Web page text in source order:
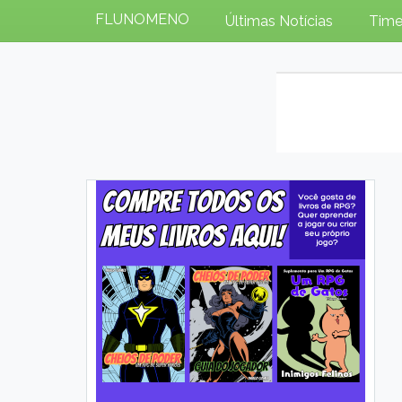
FLUNOMENO Últimas Notícias